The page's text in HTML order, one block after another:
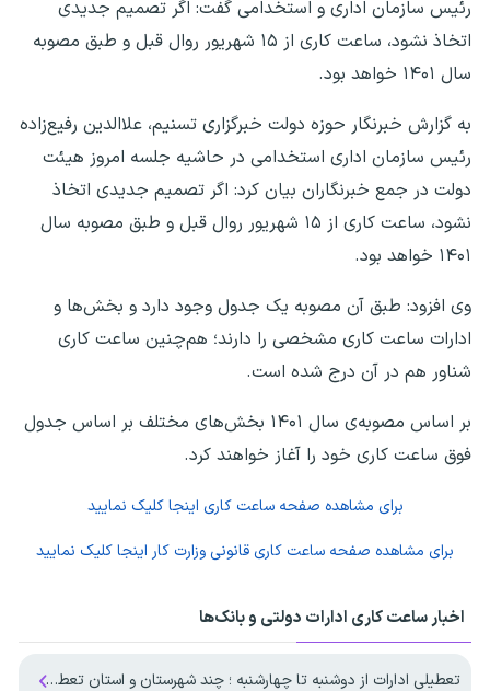
رئیس سازمان اداری و استخدامی گفت: اگر تصمیم جدیدی
اتخاذ نشود، ساعت کاری از ۱۵ شهریور روال قبل و طبق مصوبه
سال ۱۴۰۱ خواهد بود.
به گزارش خبرنگار حوزه دولت خبرگزاری تسنیم، علاالدین رفیع‌زاده
رئیس سازمان اداری استخدامی در حاشیه جلسه امروز هیئت
دولت در جمع خبرنگاران بیان کرد: اگر تصمیم جدیدی اتخاذ
نشود، ساعت کاری از ۱۵ شهریور روال قبل و طبق مصوبه سال
۱۴۰۱ خواهد بود.
وی افزود: طبق آن مصوبه یک جدول وجود دارد و بخش‌ها و
ادارات ساعت کاری مشخصی را دارند؛ هم‌چنین ساعت کاری
شناور هم در آن درج شده است.
بر اساس مصوبه‌ی سال ۱۴۰۱ بخش‌های مختلف بر اساس جدول
فوق ساعت کاری خود را آغاز خواهند کرد.
برای مشاهده صفحه ساعت کاری اینجا کلیک نمایید
برای مشاهده صفحه ساعت کاری قانونی وزارت کار اینجا کلیک نمایید
اخبار ساعت کاری ادارات دولتی و بانک‌ها
تعطیلی ادارات از دوشنبه تا چهارشنبه ؛ چند شهرستان و استان تعطیل شد